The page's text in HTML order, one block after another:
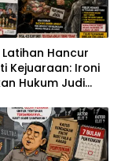
Hancur
Kejuaraan: Ironi
Hukum Judi